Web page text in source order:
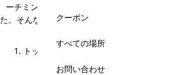
クーポン
すべての場所
お問い合わせ
ーチミンの市内観光にプラス1エリアを加える
た。そんな個人旅行好きの方が、満足いくベトナ
トップ
基本情報 ホーチミン市からのアクセ
ホーチミン市からのアクセスのメニュー